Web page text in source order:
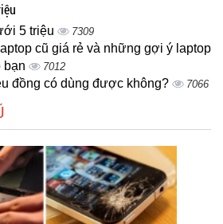
5 triệu 7309
cũ giá rẻ và những gợi ý laptop
bạn
7012
đồng có dùng được không? 7066